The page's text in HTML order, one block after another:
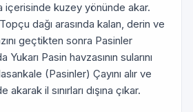
içerisinde kuzey yönünde akar.
dağı arasında kalan, derin ve
geçtikten sonra Pasinler
Yukarı Pasin havzasının sularını
(Pasinler) Çayını alır ve
il sınırları dışına çıkar.